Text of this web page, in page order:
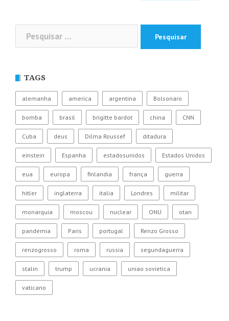
por:
TAGS
alemanha america argentina Bolsonaro
bomba brasil brigitte bardot china CNN
Cuba deus Dilma Roussef ditadura
einstein Espanha estadosunidos Estados Unidos
eua europa finlandia frança guerra
hitler inglaterra italia Londres militar
monarquia moscou nuclear ONU otan
pandemia Paris portugal Renzo Grosso
renzogrosso roma russia segundaguerra
stalin trump ucrania uniao sovietica
vaticano